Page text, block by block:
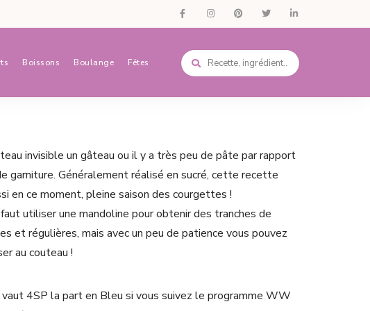
Boissons Boulange Fêtes
invisible un gâteau ou il y a très peu de pâte par rapport
garniture. Généralement réalisé en sucré, cette recette
en ce moment, pleine saison des courgettes !
utiliser une mandoline pour obtenir des tranches de
et régulières, mais avec un peu de patience vous pouvez
au couteau !
4SP la part en Bleu si vous suivez le programme WW